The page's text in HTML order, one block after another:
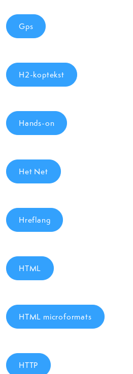
Gps
H2-koptekst
Hands-on
Het Net
Hreflang
HTML
HTML microformats
HTTP